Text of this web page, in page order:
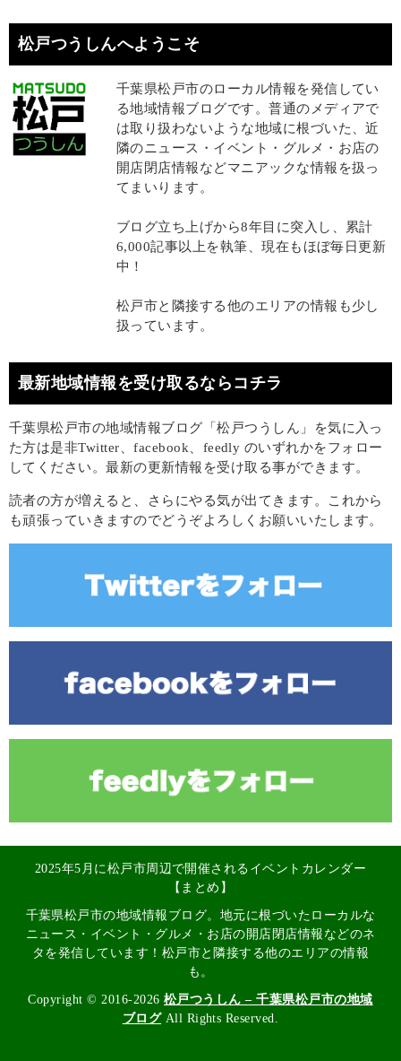
松戸つうしんへようこそ
千葉県松戸市のローカル情報を発信してい
る地域情報ブログです。普通のメディアで
は取り扱わないような地域に根づいた、近
隣のニュース・イベント・グルメ・お店の
開店閉店情報などマニアックな情報を扱っ
てまいります。
ブログ立ち上げから8年目に突入し、累計
6,000記事以上を執筆、現在もほぼ毎日更新
中！
松戸市と隣接する他のエリアの情報も少し
扱っています。
最新地域情報を受け取るならコチラ
千葉県松戸市の地域情報ブログ「松戸つうしん」を気に入っ
た方は是非Twitter、facebook、feedly のいずれかをフォロー
してください。最新の更新情報を受け取る事ができます。
読者の方が増えると、さらにやる気が出てきます。これから
も頑張っていきますのでどうぞよろしくお願いいたします。
2025年5月に松戸市周辺で開催されるイベントカレンダー
【まとめ】
千葉県松戸市の地域情報ブログ。地元に根づいたローカルな
ニュース・イベント・グルメ・お店の開店閉店情報などのネ
タを発信しています！松戸市と隣接する他のエリアの情報
も。
Copyright © 2016-2026 松戸つうしん – 千葉県松戸市の地域
ブログAll Rights Reserved.